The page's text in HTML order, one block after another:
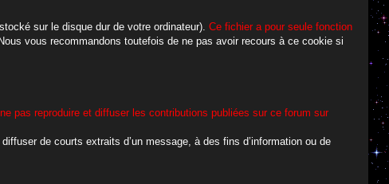
sur le disque dur de votre ordinateur). Ce fichier a pour seule fonction
vous recommandons toutefois de ne pas avoir recours à ce cookie si
pas reproduire et diffuser les contributions publiées sur ce forum sur
de courts extraits d’un message, à des fins d’information ou de